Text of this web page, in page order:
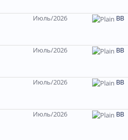
Июль/2026 BB
Июль/2026 ВВ
Июль/2026 BB
Июль/2026 ВВ